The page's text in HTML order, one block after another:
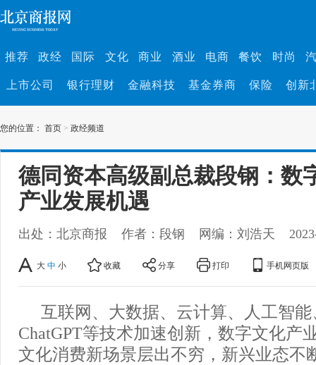
推荐 政经 国际 文化 商业 酒业 电商 餐饮 时尚
上市公司 银行理财 金融科技 基金券商 保险 创新
您的位置： 首页 > 政经频道
德同资本高级副总裁段钢：数
产业发展机遇
出处：北京商报 作者：段钢 网编：刘浩天
大 中 小 收藏 分享 打印 手机网页版
互联网、大数据、云计算、人工智
ChatGPT等技术加速创新，数字文化产
文化消费新场景层出不穷，新兴业态不